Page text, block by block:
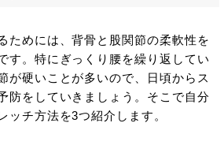
ためには、背骨と股関節の柔軟性を
す。特にぎっくり腰を繰り返してい
が硬いことが多いので、日頃からス
防をしていきましょう。そこで自分
ッチ方法を3つ紹介します。